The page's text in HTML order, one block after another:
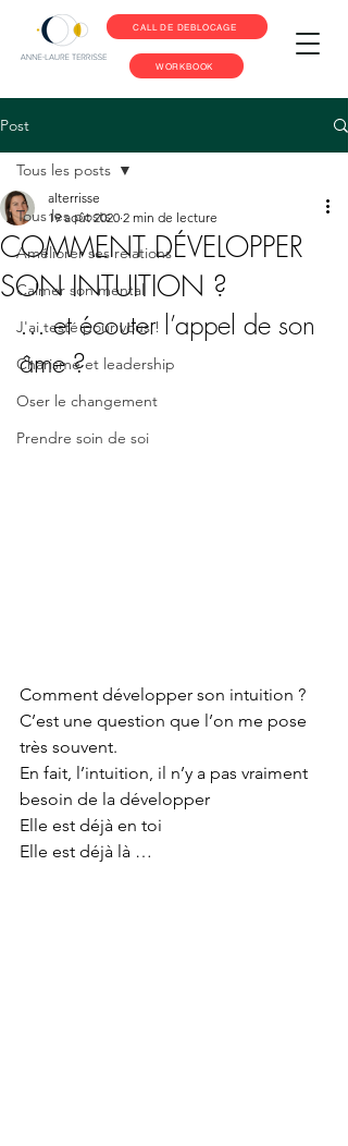
CALL DE DEBLOCAGE
WORKBOOK
Post
Tous les posts
Améliorer ses relations
Calmer son mental
J'ai testé pour vous !
Charisme et leadership
Oser le changement
Prendre soin de soi
Tous les posts
COMMENT DÉVELOPPER
SON INTUITION ?
alterrisse
19 août 2020 2 min de lecture
… et écouter l’appel de son
âme ?
Comment développer son intuition ?
C’est une question que l’on me pose
très souvent.
En fait, l’intuition, il n’y a pas vraiment
besoin de la développer
Elle est déjà en toi
Elle est déjà là …